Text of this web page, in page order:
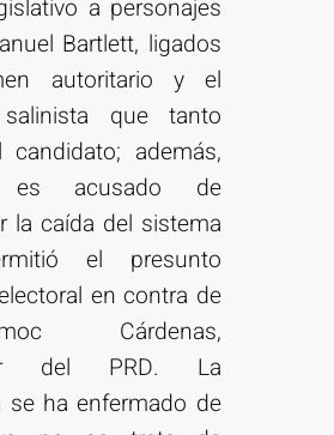
a personajes
Bartlett, ligados
autoritario y el
que tanto
además,
es acusado de
la caída del sistema
el presunto
en contra de
Cárdenas,
del PRD. La
se ha enfermado de